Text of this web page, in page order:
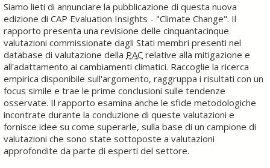
Siamo lieti di annunciare la pubblicazione di questa nuova
edizione di CAP Evaluation Insights - "Climate Change". Il
rapporto presenta una revisione delle cinquantacinque
valutazioni commissionate dagli Stati membri presenti nel
database di valutazione della PAC relative alla mitigazione e
all'adattamento ai cambiamenti climatici. Raccoglie la ricerca
empirica disponibile sull'argomento, raggruppa i risultati con un
focus simile e trae le prime conclusioni sulle tendenze
osservate. Il rapporto esamina anche le sfide metodologiche
incontrate durante la conduzione di queste valutazioni e
fornisce idee su come superarle, sulla base di un campione di
valutazioni che sono state sottoposte a valutazioni
approfondite da parte di esperti del settore.